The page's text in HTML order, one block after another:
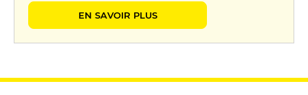
EN SAVOIR PLUS